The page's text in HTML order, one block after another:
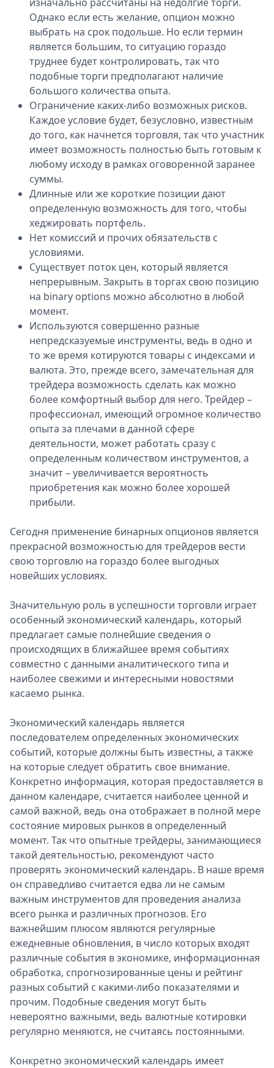
Однако если есть желание, опцион можно
выбрать на срок подольше. Но если термин
является большим, то ситуацию гораздо
труднее будет контролировать, так что
подобные торги предполагают наличие
большого количества опыта.
Ограничение каких-либо возможных рисков.
Каждое условие будет, безусловно, известным
до того, как начнется торговля, так что участник
имеет возможность полностью быть готовым к
любому исходу в рамках оговоренной заранее
суммы.
Длинные или же короткие позиции дают
определенную возможность для того, чтобы
хеджировать портфель.
Нет комиссий и прочих обязательств с
условиями.
Существует поток цен, который является
непрерывным. Закрыть в торгах свою позицию
на binary options можно абсолютно в любой
момент.
Используются совершенно разные
непредсказуемые инструменты, ведь в одно и
то же время котируются товары с индексами и
валюта. Это, прежде всего, замечательная для
трейдера возможность сделать как можно
более комфортный выбор для него. Трейдер –
профессионал, имеющий огромное количество
опыта за плечами в данной сфере
деятельности, может работать сразу с
определенным количеством инструментов, а
значит – увеличивается вероятность
приобретения как можно более хорошей
прибыли.
Сегодня применение бинарных опционов является
прекрасной возможностью для трейдеров вести
свою торговлю на гораздо более выгодных
новейших условиях.
Значительную роль в успешности торговли играет
особенный экономический календарь, который
предлагает самые полнейшие сведения о
происходящих в ближайшее время событиях
совместно с данными аналитического типа и
наиболее свежими и интересными новостями
касаемо рынка.
Экономический календарь является
последователем определенных экономических
событий, которые должны быть известны, а также
на которые следует обратить свое внимание.
Конкретно информация, которая предоставляется в
данном календаре, считается наиболее ценной и
самой важной, ведь она отображает в полной мере
состояние мировых рынков в определенный
момент. Так что опытные трейдеры, занимающиеся
такой деятельностью, рекомендуют часто
проверять экономический календарь. В наше время
он справедливо считается едва ли не самым
важным инструментов для проведения анализа
всего рынка и различных прогнозов. Его
важнейшим плюсом являются регулярные
ежедневные обновления, в число которых входят
различные события в экономике, информационная
обработка, спрогнозированные цены и рейтинг
разных событий с какими-либо показателями и
прочим. Подобные сведения могут быть
невероятно важными, ведь валютные котировки
регулярно меняются, не считаясь постоянными.
Конкретно экономический календарь имеет